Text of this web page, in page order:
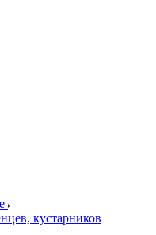
кустарников